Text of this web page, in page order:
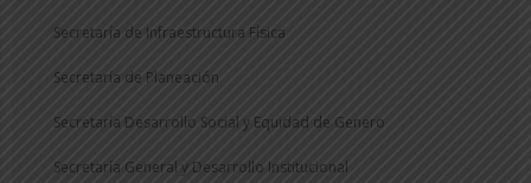
Secretaría de Infraestructura Física
Secretaría de Planeación
Secretaría Desarrollo Social y Equidad de Genero
Secretaría General y Desarrollo Institucional